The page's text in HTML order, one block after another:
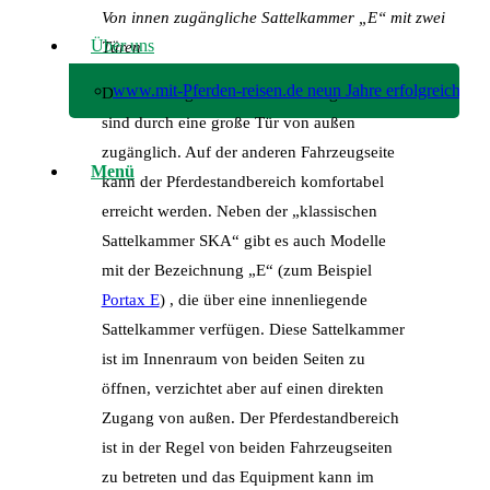
Über uns
www.mit-Pferden-reisen.de neun Jahre erfolgreich!
Menü
Von innen zugängliche Sattelkammer „E“ mit zwei
Türen
Die Fahrzeuge mit der Ausstattung SKA
sind durch eine große Tür von außen
zugänglich. Auf der anderen Fahrzeugseite
kann der Pferdestandbereich komfortabel
erreicht werden. Neben der „klassischen
Sattelkammer SKA“ gibt es auch Modelle
mit der Bezeichnung „E“ (zum Beispiel
Portax E) , die über eine innenliegende
Sattelkammer verfügen. Diese Sattelkammer
ist im Innenraum von beiden Seiten zu
öffnen, verzichtet aber auf einen direkten
Zugang von außen. Der Pferdestandbereich
ist in der Regel von beiden Fahrzeugseiten
zu betreten und das Equipment kann im